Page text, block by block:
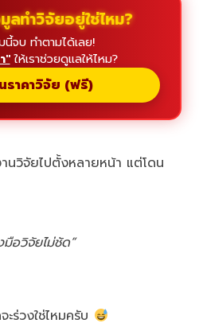
ลทำวิจัยอยู่ใช่ไหม?
นี้จบ ทำตามได้เลย!
"ให้เราช่วยดูแลให้ไหม?
ราคาวิจัย (ฟรี)
นวิจัยไปตั้งหลายหน้า แต่โดน
มือวิจัยไม่ชัด”
ร่วงใช่ไหมครับ